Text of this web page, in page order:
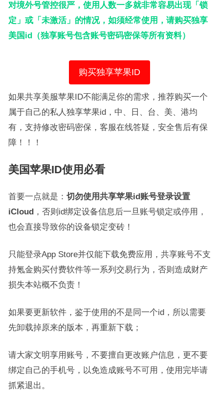
对境外号管控很严，使用人数一多就非常容易出现「锁
定」或「未激活」的情况，如须经常使用，请购买独享
美国id（独享账号包含账号密码密保等所有资料）
购买独享苹果ID
如果共享美服苹果ID不能满足你的需求，推荐购买一个
属于自己的私人独享苹果id，中、日、台、美、港均
有，支持修改密码密保，客服在线答疑，安全售后有保
障！！！
美国苹果ID使用必看
首要一点就是： 切勿使用共享苹果id账号登录设置
iCloud，否则id绑定设备信息后一旦账号锁定或停用，
也会直接导致你的设备锁定变砖！
只能登录App Store并仅能下载免费应用，共享账号不支
持氪金购买付费软件等一系列交易行为，否则造成财产
损失本站概不负责！
如果要更新软件，鉴于使用的不是同一个id，所以需要
先卸载掉原来的版本，再重新下载；
请大家文明享用账号，不要擅自更改账户信息，更不要
绑定自己的手机号，以免造成账号不可用，使用完毕请
抓紧退出。